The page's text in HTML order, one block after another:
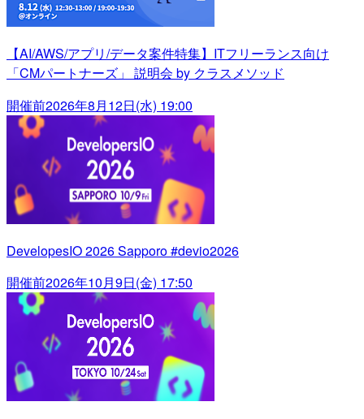
【AI/AWS/アプリ/データ案件特集】ITフリーランス向け
「CMパートナーズ」 説明会 by クラスメソッド
開催前2026年8月12日(水) 19:00
DevelopesIO 2026 Sapporo #devio2026
開催前2026年10月9日(金) 17:50